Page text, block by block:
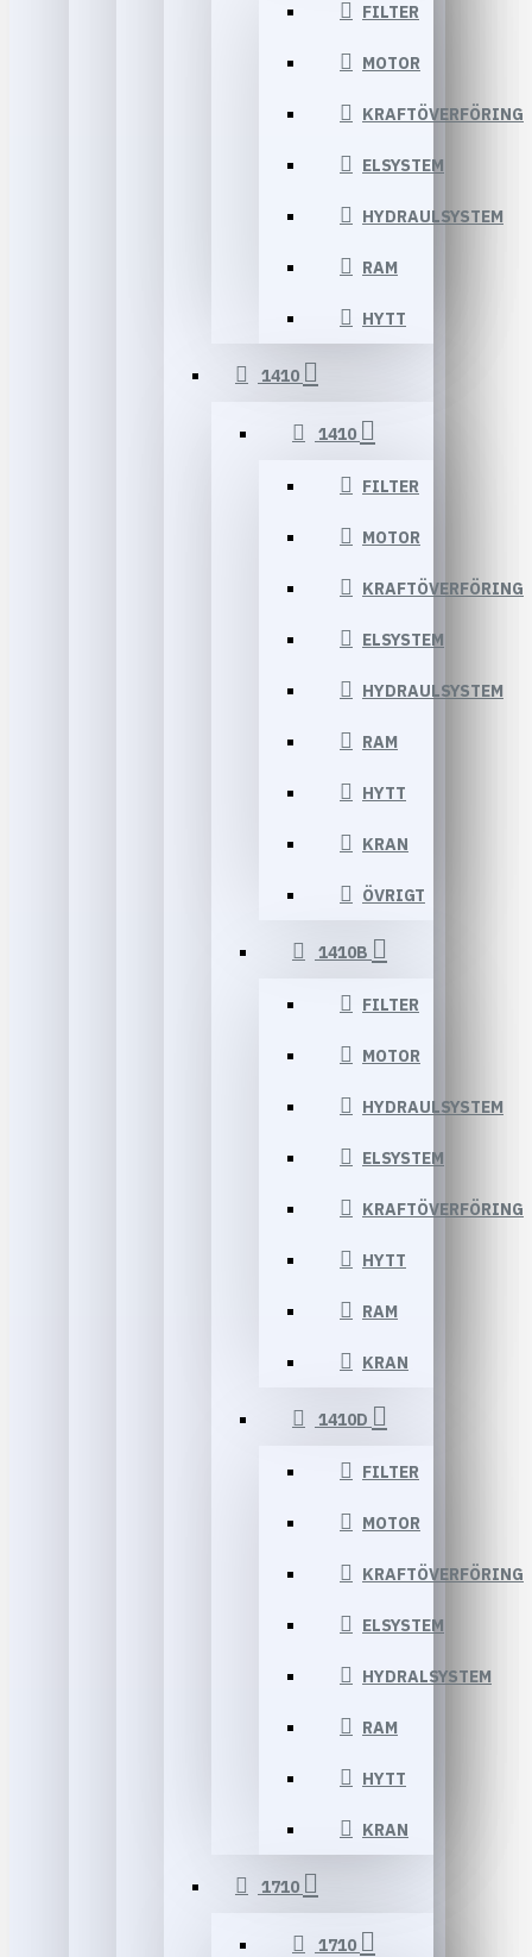
FILTER
MOTOR
KRAFTÖVERFÖRING
ELSYSTEM
HYDRAULSYSTEM
RAM
HYTT
1410
1410
FILTER
MOTOR
KRAFTÖVERFÖRING
ELSYSTEM
HYDRAULSYSTEM
RAM
HYTT
KRAN
ÖVRIGT
1410B
FILTER
MOTOR
HYDRAULSYSTEM
ELSYSTEM
KRAFTÖVERFÖRING
HYTT
RAM
KRAN
1410D
FILTER
MOTOR
KRAFTÖVERFÖRING
ELSYSTEM
HYDRALSYSTEM
RAM
HYTT
KRAN
1710
1710